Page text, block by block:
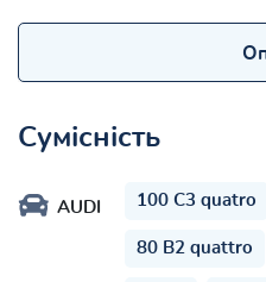
Сумісність
AUDI 100 C3 quatro
80 B2 quattro